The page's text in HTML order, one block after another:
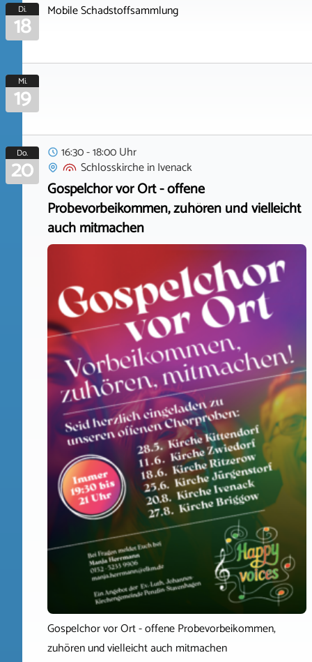
Di.
18 Mobile Schadstoffsammlung
Mi.
19
Do.
20
16:30 - 18:00 Uhr
SchlosskircheinIvenack
Gospelchor vor Ort - offene
Probevorbeikommen, zuhören und vielleicht
auch mitmachen
Gospelchor vor Ort - offene Probevorbeikommen,
zuhören und vielleicht auch mitmachen